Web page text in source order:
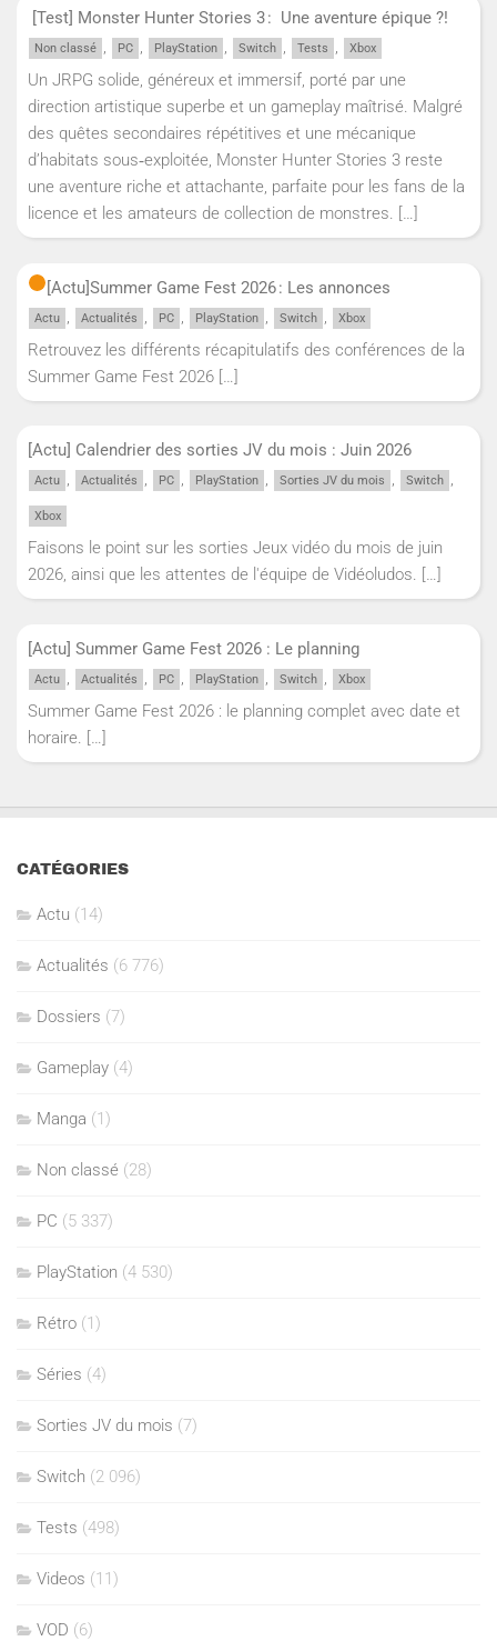
[Test] Monster Hunter Stories 3 : Une aventure épique ?!
Non classé , PC , PlayStation , Switch , Tests , Xbox
Un JRPG solide, généreux et immersif, porté par une
direction artistique superbe et un gameplay maîtrisé. Malgré
des quêtes secondaires répétitives et une mécanique
d’habitats sous‑exploitée, Monster Hunter Stories 3 reste
une aventure riche et attachante, parfaite pour les fans de la
licence et les amateurs de collection de monstres. […]
[Actu]Summer Game Fest 2026 : Les annonces
Actu , Actualités , PC , PlayStation , Switch , Xbox
Retrouvez les différents récapitulatifs des conférences de la
Summer Game Fest 2026 […]
[Actu] Calendrier des sorties JV du mois : Juin 2026
Actu , Actualités , PC , PlayStation , Sorties JV du mois , Switch ,
Xbox
Faisons le point sur les sorties Jeux vidéo du mois de juin
2026, ainsi que les attentes de l'équipe de Vidéoludos. […]
[Actu] Summer Game Fest 2026 : Le planning
Actu , Actualités , PC , PlayStation , Switch , Xbox
Summer Game Fest 2026 : le planning complet avec date et
horaire. […]
CATÉGORIES
Actu (14)
Actualités (6 776)
Dossiers (7)
Gameplay (4)
Manga (1)
Non classé (28)
PC (5 337)
PlayStation (4 530)
Rétro (1)
Séries (4)
Sorties JV du mois (7)
Switch (2 096)
Tests (498)
Videos (11)
VOD (6)